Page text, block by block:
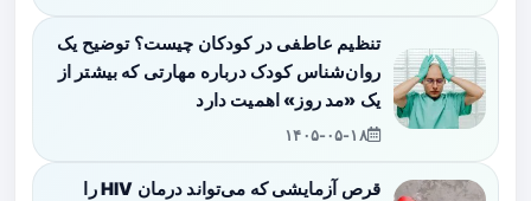
تنظیم عاطفی در کودکان چیست؟ توضیح یک
روان‌شناس کودک درباره مهارتی که بیشتر از
یک «مد روز» اهمیت دارد
۱۴۰۵-۰۵-۱۸
قرص آزمایشی که می‌تواند درمان HIV را